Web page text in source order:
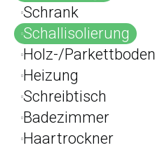
Schrank
Schallisolierung
Holz-/Parkettboden
Heizung
Schreibtisch
Badezimmer
Haartrockner